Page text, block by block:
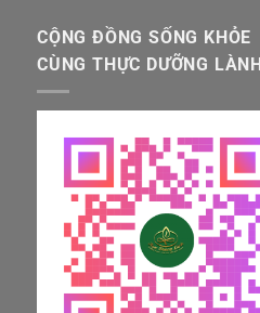
CỘNG ĐỒNG SỐNG KHỎE
CÙNG THỰC DƯỠNG LÀNH